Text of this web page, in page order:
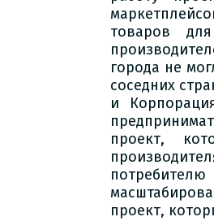
товаров
города не
соседних
и
проект,
проект,